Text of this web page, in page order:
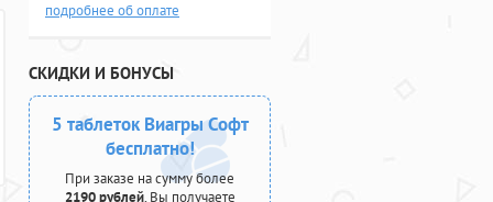
подробнее об оплате
СКИДКИ И БОНУСЫ
5 таблеток Виагры Софт
бесплатно!
При заказе на сумму более
2190 рублей, Вы получаете